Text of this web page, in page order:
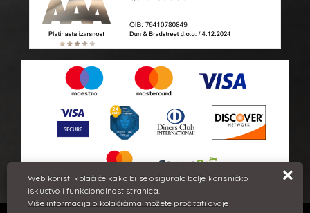
Web koristi kolačiće kako bi se osiguralo bolje korisničko
iskustvo i funkcionalnost stranica.
Više informacija o kolačićima možete pročitati ovdje